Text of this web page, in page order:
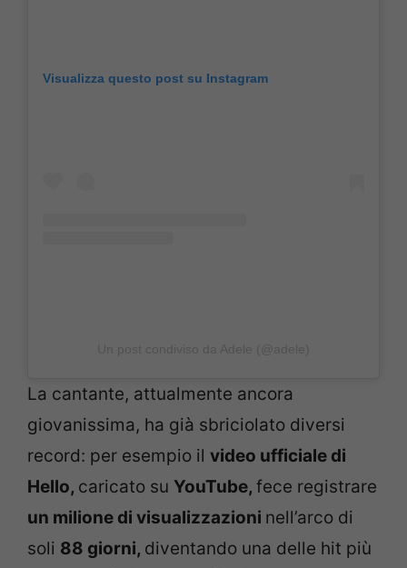
Visualizza questo post su Instagram
La cantante, attualmente ancora
giovanissima, ha già sbriciolato diversi
record: per esempio il video ufficiale di
Hello, caricato su YouTube, fece registrare
un milione di visualizzazioni nell’arco di
soli 88 giorni, diventando una delle hit più